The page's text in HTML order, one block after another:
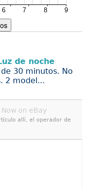
de noche
30 minutos. No
2 model...
Now on eBay
allí, el operador de